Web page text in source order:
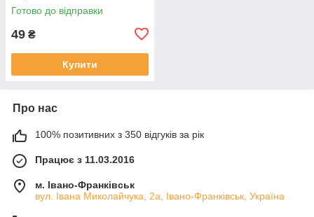
Готово до відправки
49 ₴
Купити
Про нас
100% позитивних з 350 відгуків за рік
Працює з 11.03.2016
м. Івано-Франківськ
вул. Івана Миколайчука, 2а, Івано-Франківськ, Україна